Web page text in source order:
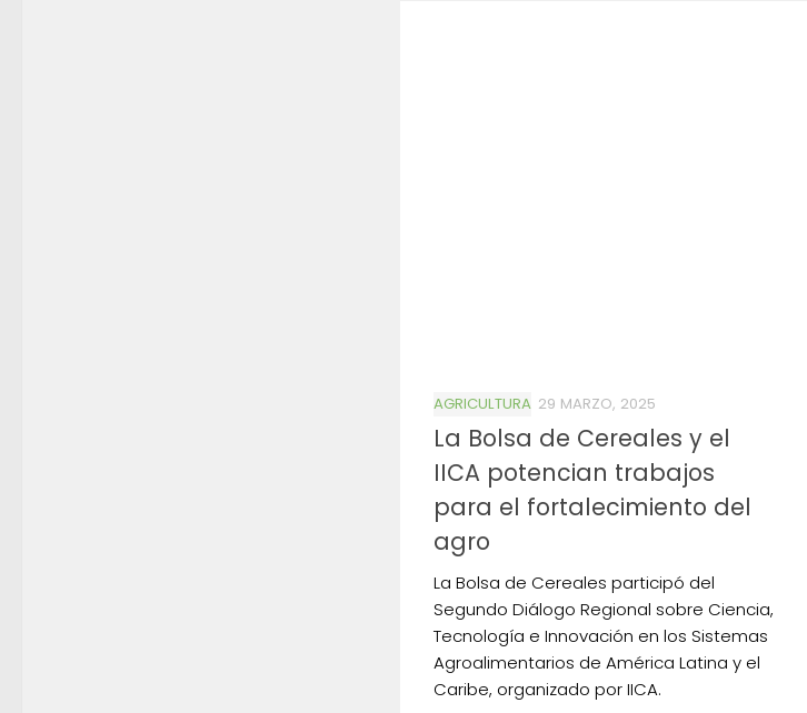
AGRICULTURA 29 MARZO, 2025
La Bolsa de Cereales y el
IICA potencian trabajos
para el fortalecimiento del
agro
La Bolsa de Cereales participó del
Segundo Diálogo Regional sobre Ciencia,
Tecnología e Innovación en los Sistemas
Agroalimentarios de América Latina y el
Caribe, organizado por IICA.